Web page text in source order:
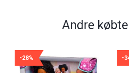
Andre
-28% -